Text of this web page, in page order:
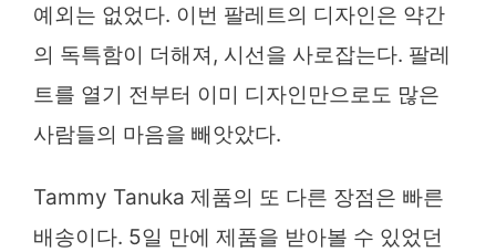
예외는 없었다. 이번 팔레트의 디자인은 약간
의 독특함이 더해져, 시선을 사로잡는다. 팔레
트를 열기 전부터 이미 디자인만으로도 많은
사람들의 마음을 빼앗았다.
Tammy Tanuka 제품의 또 다른 장점은 빠른
배송이다. 5일 만에 제품을 받아볼 수 있었던